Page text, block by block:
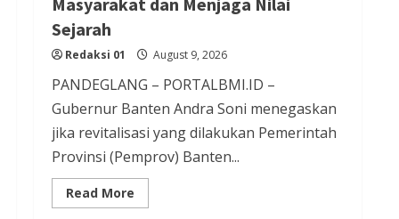
Redaksi 01 August 9, 2026
Berita Ekonomi dan Bisnis
Berita Nasional
Berita Trending
Serang Fair 2026 Jadi Etalase
UMKM, Sekda Deden Ajak
Masyarakat Cintai Produk Lokal
Redaksi 01
Sejarah
Redaksi 01 August 9, 2026
PANDEGLANG – PORTALBMI.ID –
Gubernur Banten Andra Soni menegaskan
jika revitalisasi yang dilakukan Pemerintah
Provinsi (Pemprov) Banten...
Read More
more